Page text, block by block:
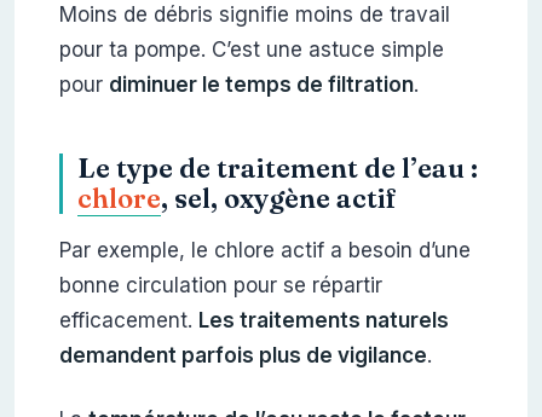
Moins de débris signifie moins de travail
pour ta pompe. C’est une astuce simple
pour diminuer le temps de filtration.
Le type de traitement de l’eau :
chlore, sel, oxygène actif
Par exemple, le chlore actif a besoin d’une
bonne circulation pour se répartir
efficacement. Les traitements naturels
demandent parfois plus de vigilance.